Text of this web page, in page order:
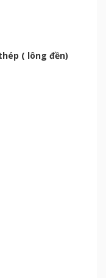
( lông đền)